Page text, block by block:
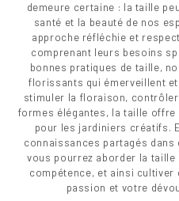
demeure certaine : la taille
santé et la beauté de nos
approche réfléchie et
comprenant leurs besoins
bonnes pratiques de taille,
florissants qui émerveillent
stimuler la floraison,
formes élégantes, la taille
pour les jardiniers créatifs.
connaissances partagés
vous pourrez aborder la
compétence, et ainsi
passion et votre